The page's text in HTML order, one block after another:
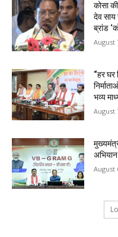
कोसा
देव साय
ब्रांड
August
“हर घर
भव्य
August
August